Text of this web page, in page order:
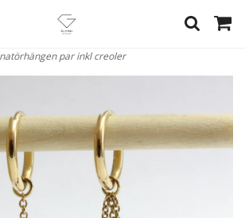
par inkl creoler